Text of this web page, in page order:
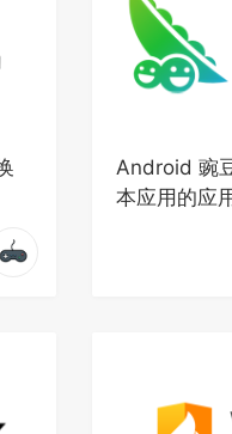
Android 豌
本应用的应